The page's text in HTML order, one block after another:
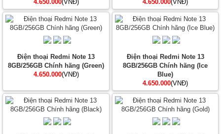
4.650.000(VNĐ)
4.650.000(VNĐ)
Điện thoại Redmi Note 13
8GB/256GB Chính hãng (Green)
4.650.000(VNĐ)
Điện thoại Redmi Note 13
8GB/256GB Chính hãng (Ice
Blue)
4.650.000(VNĐ)